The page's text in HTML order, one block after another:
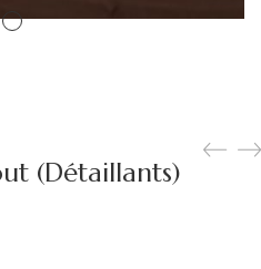
(Détaillants)